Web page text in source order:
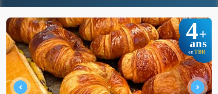
4+
ans
en TBR